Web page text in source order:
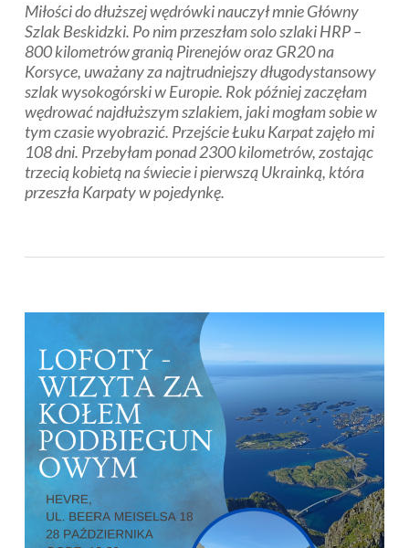
Miłości do dłuższej wędrówki nauczył mnie Główny
Szlak Beskidzki. Po nim przeszłam solo szlaki HRP –
800 kilometrów granią Pirenejów oraz GR20 na
Korsyce, uważany za najtrudniejszy długodystansowy
szlak wysokogórski w Europie. Rok później zaczęłam
wędrować najdłuższym szlakiem, jaki mogłam sobie w
tym czasie wyobrazić. Przejście Łuku Karpat zajęło mi
108 dni. Przebyłam ponad 2300 kilometrów, zostając
trzecią kobietą na świecie i pierwszą Ukrainką, która
przeszła Karpaty w pojedynkę.